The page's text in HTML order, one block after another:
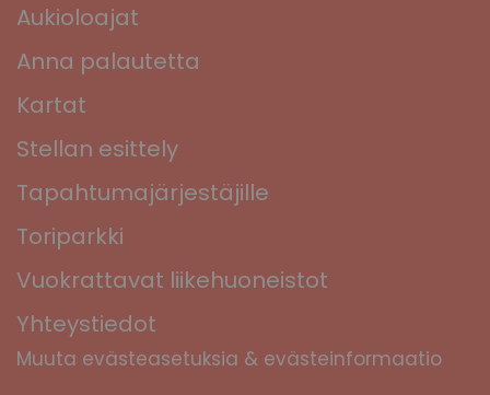
Aukioloajat
Anna palautetta
Kartat
Stellan esittely
Tapahtumajärjestäjille
Toriparkki
Vuokrattavat liikehuoneistot
Yhteystiedot
Muuta evästeasetuksia & evästeinformaatio